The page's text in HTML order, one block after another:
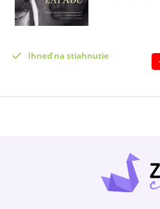
stratil. Je to
ktorých
pretrváva
Zlepšuje
rastie ich
pocit
môžeme
Ihneď na stiahnutie